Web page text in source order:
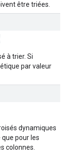
être triées.
à trier. Si
par valeur
dynamiques
pour les
colonnes.